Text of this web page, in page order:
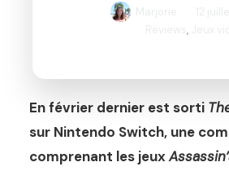
Reviews,
En février dernier est sorti
sur Nintendo Switch, une
comprenant les jeux